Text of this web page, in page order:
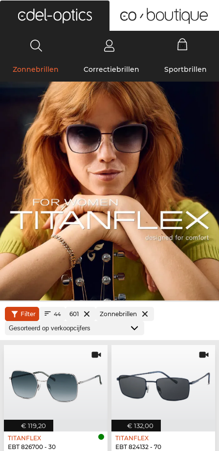
Zonnebrillen Correctiebrillen Sportbrillen
Filter 44 601 Zonnebrillen
€ 119,20
TITANFLEX
EBT 826700 - 30
€ 132,00
TITANFLEX
EBT 824132 - 70